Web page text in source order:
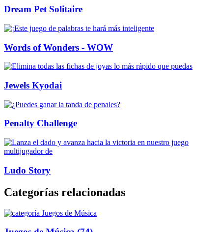
Dream Pet Solitaire
Words of Wonders - WOW
Jewels Kyodai
Penalty Challenge
Ludo Story
Categorías relacionadas